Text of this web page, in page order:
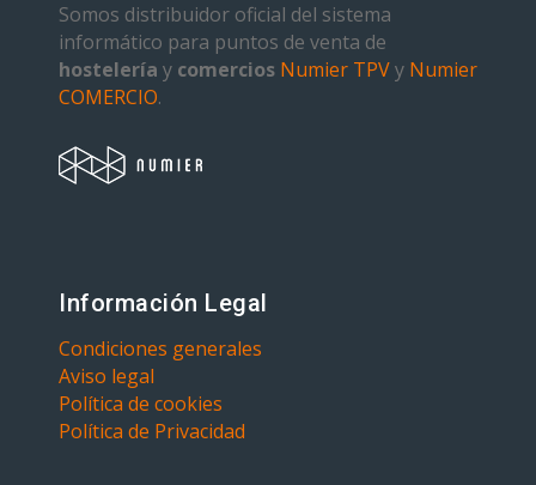
Somos distribuidor oficial del sistema
informático para puntos de venta de
hostelería y comercios Numier TPVy Numier
COMERCIO.
Información Legal
Condiciones generales
Aviso legal
Política de cookies
Política de Privacidad